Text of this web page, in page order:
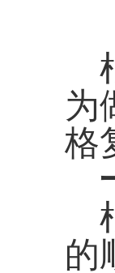
为
格
的